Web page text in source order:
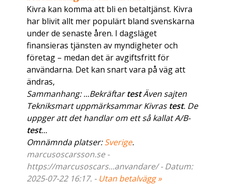
Kivra kan komma att bli en betaltjänst. Kivra
har blivit allt mer populärt bland svenskarna
under de senaste åren. I dagsläget
finansieras tjänsten av myndigheter och
företag – medan det är avgiftsfritt för
användarna. Det kan snart vara på väg att
ändras,
Sammanhang: ...BekräftartestÄven sajten
Tekniksmart uppmärksammar Kivras test. De
uppger att det handlar om ett så kallat A/B-
test...
Omnämnda platser:Sverige.
marcusoscarsson.se -
https://marcusoscars...anvandare/ - Datum:
2025-07-22 16:17. - Utan betalvägg »